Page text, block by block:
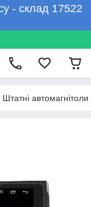
- склад 17522
Штатні автомагнітоли